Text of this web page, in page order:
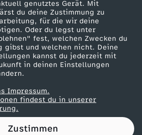
genutztes Gerät. Mit
du deine Zustimmung zu
für die wir deine
Oder du legst unter
fest, welchen Zwecken du
gibst und welchen nicht. Deine
kannst du jederzeit mit
in deinen Einstellungen
Impressum.
findest du in unserer
Zustimmen